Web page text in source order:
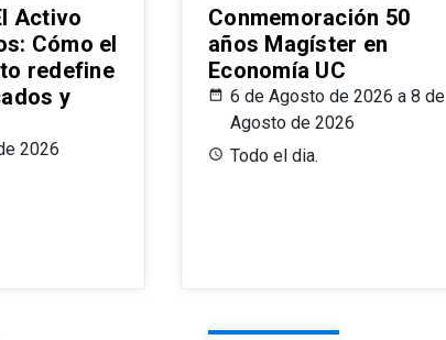
Activo
Cómo el
redefine
y
2026
Conmemoración 50
años Magíster en
Economía UC
6 de Agosto de 2026 a 8 de
Agosto de 2026
Todo el dia.